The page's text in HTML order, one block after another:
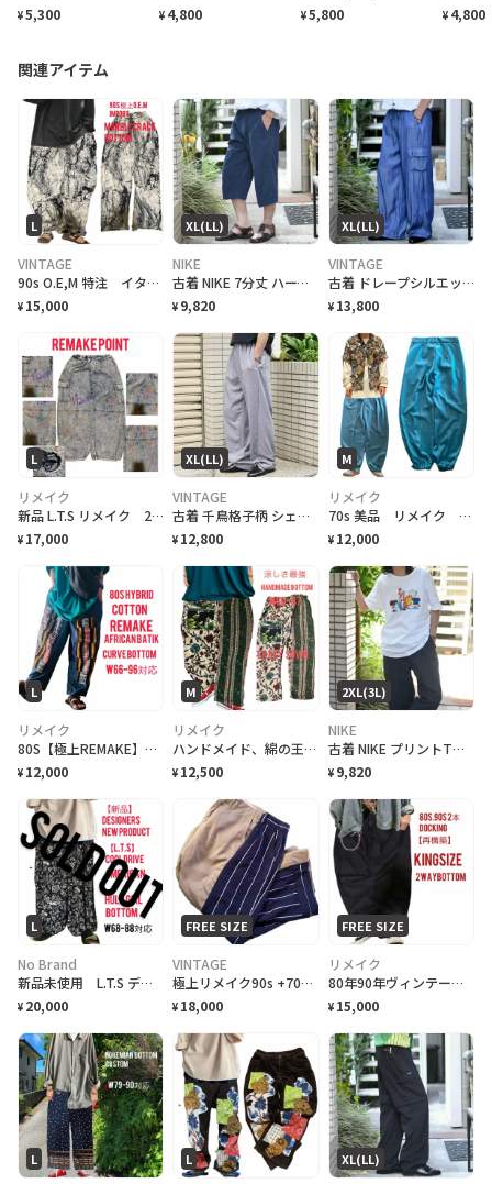
¥5,300 ¥ 4,800 ¥5,800 ¥ 4,800
関連アイテム
L
VINTAGE
90s O.E,M 特注 イタリア marble crack art ユルボトム個性派
¥ 15,000
XL(LL)
NIKE
古着 NIKE 7分丈 ハーフパンツ ショーツ クロップドパンツ ネイビー 紺色
¥ 9,820
XL(LL)
VINTAGE
古着 ドレープシルエット ワイドパンツ イージーパンツ カーゴパンツ ブルー 青
¥ 13,800
L
リメイク
新品 L.T.S リメイク 2way アメリカアート ドロスト カーゴ メッセージ
¥ 17,000
XL(LL)
VINTAGE
古着 千鳥格子柄 シェフパンツ コックパンツ イージーパンツ チェック柄
¥ 12,800
M
リメイク
70s 美品 リメイク 世界に一つカーブbarrel スラックス W80
¥ 12,000
L
リメイク
80S【極上REMAKE】 １点物 Indigo染 バティッグ カーブボトム
¥ 12,000
M
リメイク
ハンドメイド、綿の王様RUVIN、温暖化対策再構築ナチュラルイージbottom
¥ 12,500
2XL(3L)
NIKE
古着 NIKE プリントTシャツ Tシャツ 半袖Tシャツ ユーモア ホワイト 白
¥ 9,820
L
No Brand
新品未使用 L.T.S デザイナー新プロダクトアメリカンフラガールユルストボトム
¥ 20,000
FREE SIZE
VINTAGE
極上リメイク90s +70s ボトムドッキング キングサイズ50stradボトム
¥ 18,000
FREE SIZE
リメイク
80年90年ヴィンテージ、2本ドッキング1点もの再構築キングサイズブラックボトム
¥ 15,000
L L XL(LL)